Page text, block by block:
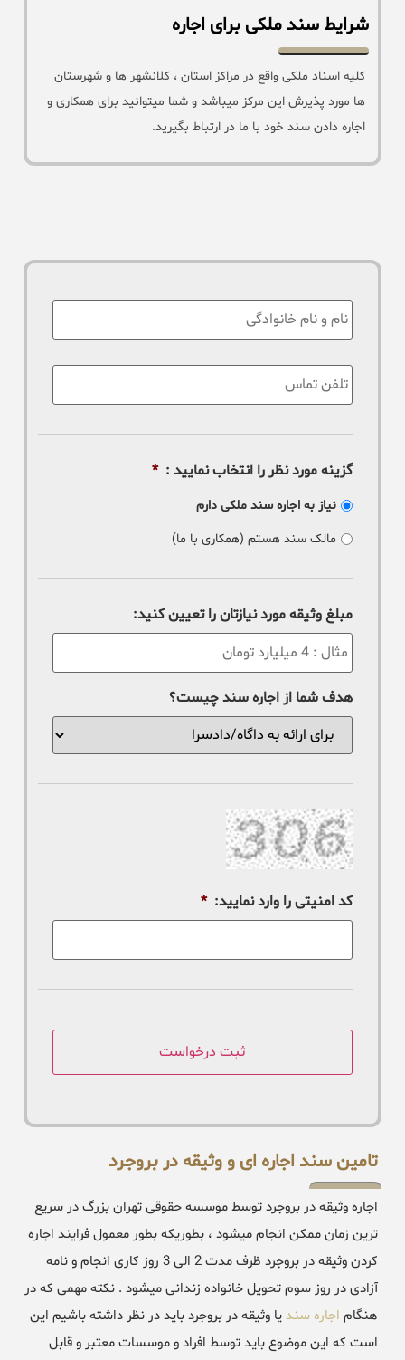
شرایط سند ملکی برای اجاره
کلیه اسناد ملکی واقع در مراکز استان ، کلانشهر ها و شهرستان
ها مورد پذیرش این مرکز میباشد و شما میتوانید برای همکاری و
اجاره دادن سند خود با ما در ارتباط بگیرید.
نام
تلفن
تماس
:
*
گزینه مورد نظر را انتخاب نمایید : *
نیاز به اجاره سند ملکی دارم
مالک سند هستم (همکاری با ما)
مبلغ وثیقه مورد نیازتان را تعیین کنید:
هدف شما از اجاره سند چیست؟
کد امنیتی را وارد نمایید: *
تامین سند اجاره ای و وثیقه در بروجرد
اجاره وثیقه در بروجرد توسط موسسه حقوقی تهران بزرگ در سریع
ترین زمان ممکن انجام میشود ، بطوریکه بطور معمول فرایند اجاره
کردن وثیقه در بروجرد ظرف مدت 2 الی 3 روز کاری انجام و نامه
آزادی در روز سوم تحویل خانواده زندانی میشود . نکته مهمی که در
هنگام اجاره سندیا وثیقه در بروجرد باید در نظر داشته باشیم این
است که این موضوع باید توسط افراد و موسسات معتبر و قابل